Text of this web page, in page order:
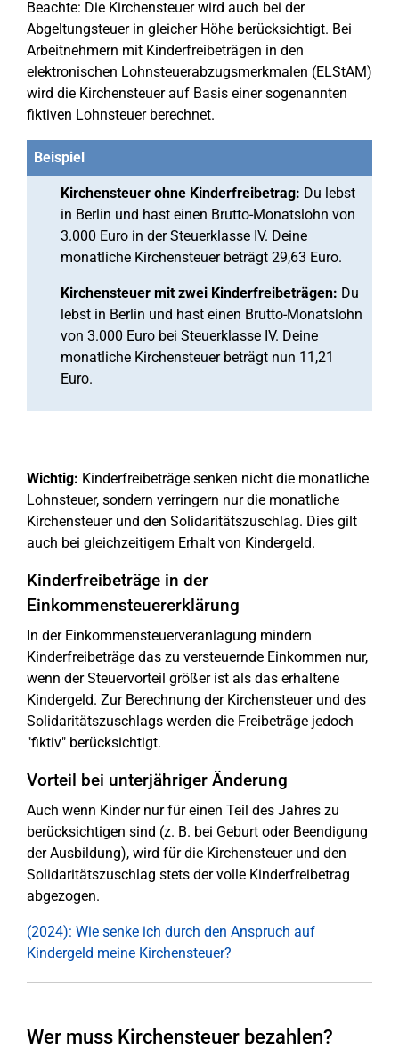
Beachte: Die Kirchensteuer wird auch bei der
Abgeltungsteuer in gleicher Höhe berücksichtigt. Bei
Arbeitnehmern mit Kinderfreibeträgen in den
elektronischen Lohnsteuerabzugsmerkmalen (ELStAM)
wird die Kirchensteuer auf Basis einer sogenannten
fiktiven Lohnsteuer berechnet.
Beispiel
Kirchensteuer ohne Kinderfreibetrag: Du lebst
in Berlin und hast einen Brutto-Monatslohn von
3.000 Euro in der Steuerklasse IV. Deine
monatliche Kirchensteuer beträgt 29,63 Euro.
Kirchensteuer mit zwei Kinderfreibeträgen: Du
lebst in Berlin und hast einen Brutto-Monatslohn
von 3.000 Euro bei Steuerklasse IV. Deine
monatliche Kirchensteuer beträgt nun 11,21
Euro.
Wichtig: Kinderfreibeträge senken nicht die monatliche
Lohnsteuer, sondern verringern nur die monatliche
Kirchensteuer und den Solidaritätszuschlag. Dies gilt
auch bei gleichzeitigem Erhalt von Kindergeld.
Kinderfreibeträge in der
Einkommensteuererklärung
In der Einkommensteuerveranlagung mindern
Kinderfreibeträge das zu versteuernde Einkommen nur,
wenn der Steuervorteil größer ist als das erhaltene
Kindergeld. Zur Berechnung der Kirchensteuer und des
Solidaritätszuschlags werden die Freibeträge jedoch
"fiktiv" berücksichtigt.
Vorteil bei unterjähriger Änderung
Auch wenn Kinder nur für einen Teil des Jahres zu
berücksichtigen sind (z. B. bei Geburt oder Beendigung
der Ausbildung), wird für die Kirchensteuer und den
Solidaritätszuschlag stets der volle Kinderfreibetrag
abgezogen.
(2024): Wie senke ich durch den Anspruch auf
Kindergeld meine Kirchensteuer?
Wer muss Kirchensteuer bezahlen?